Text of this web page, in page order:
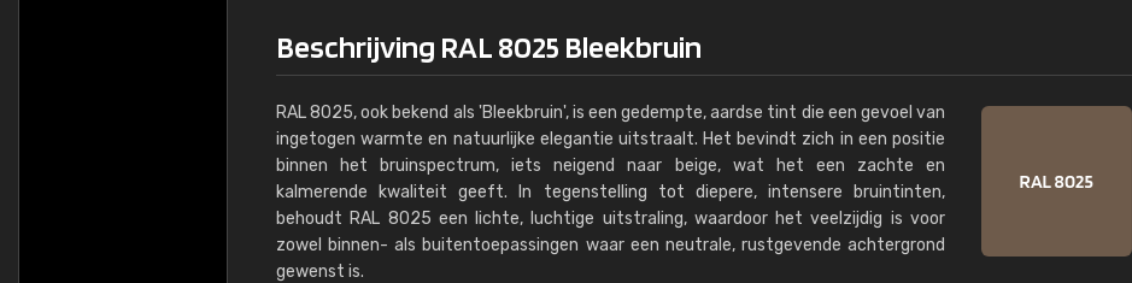
Beschrijving RAL 8025 Bleekbruin
RAL 8025, ook bekend als 'Bleekbruin', is een gedempte, aardse tint die een gevoel van
ingetogen warmte en natuurlijke elegantie uitstraalt. Het bevindt zich in een positie
binnen het bruinspectrum, iets neigend naar beige, wat het een zachte en
kalmerende kwaliteit geeft. In tegenstelling tot diepere, intensere bruintinten,
behoudt RAL 8025 een lichte, luchtige uitstraling, waardoor het veelzijdig is voor
zowel binnen- als buitentoepassingen waar een neutrale, rustgevende achtergrond
gewenst is.